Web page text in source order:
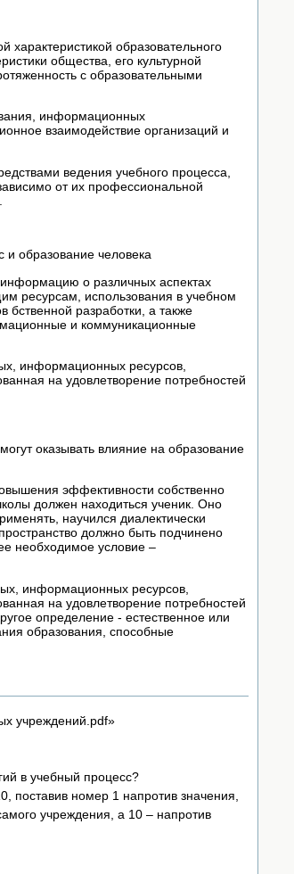
характеристикой образовательного
общества, его культурной
с образовательными
информационных
взаимодействие организаций и
ведения учебного процесса,
от их профессиональной
и образование человека
о различных аспектах
ресурсам, использования в учебном
бственной разработки, а также
и коммуникационные
информационных ресурсов,
на удовлетворение потребностей
оказывать влияние на образование
эффективности собственно
должен находиться ученик. Оно
научился диалектически
должно быть подчинено
необходимое условие –
информационных ресурсов,
на удовлетворение потребностей
определение - естественное или
образования, способные
учреждений.pdf»
в учебный процесс?
поставив номер 1 напротив значения,
учреждения, а 10 – напротив